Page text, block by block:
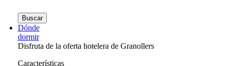
Dónde
dormir
Disfruta de la oferta hotelera de Granollers
Características